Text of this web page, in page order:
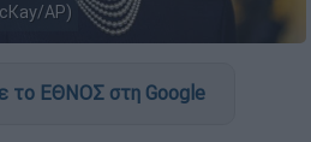
AP)
το ΕΘΝΟΣ στη Google